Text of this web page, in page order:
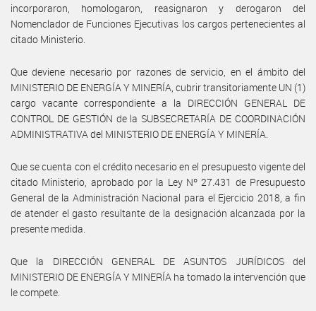
incorporaron, homologaron, reasignaron y derogaron del
Nomenclador de Funciones Ejecutivas los cargos pertenecientes al
citado Ministerio.
Que deviene necesario por razones de servicio, en el ámbito del
MINISTERIO DE ENERGÍA Y MINERÍA, cubrir transitoriamente UN (1)
cargo vacante correspondiente a la DIRECCIÓN GENERAL DE
CONTROL DE GESTIÓN de la SUBSECRETARÍA DE COORDINACIÓN
ADMINISTRATIVA del MINISTERIO DE ENERGÍA Y MINERÍA.
Que se cuenta con el crédito necesario en el presupuesto vigente del
citado Ministerio, aprobado por la Ley Nº 27.431 de Presupuesto
General de la Administración Nacional para el Ejercicio 2018, a fin
de atender el gasto resultante de la designación alcanzada por la
presente medida.
Que la DIRECCIÓN GENERAL DE ASUNTOS JURÍDICOS del
MINISTERIO DE ENERGÍA Y MINERÍA ha tomado la intervención que
le compete.